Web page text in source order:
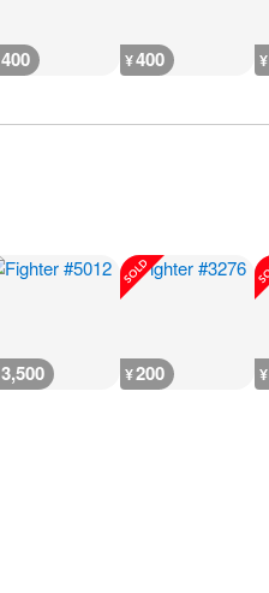
400 ¥400 ¥
3,500 ¥200 ¥